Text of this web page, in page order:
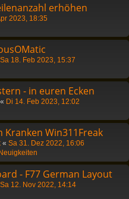
erhöhen
2023, 18:35
Sa 18. Feb 2023, 15:37
- in euren Ecken
« Di 14. Feb 2023, 12:02
Win311Freak
« Sa 31. Dez 2022, 16:06
- F77 German Layout
Sa 12. Nov 2022, 14:14